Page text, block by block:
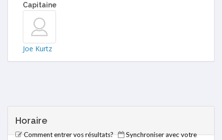
Capitaine
Joe Kurtz
Horaire
Comment entrer vos résultats?
Synchroniser avec votre